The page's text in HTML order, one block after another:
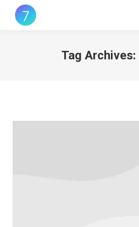
Tag Archives: